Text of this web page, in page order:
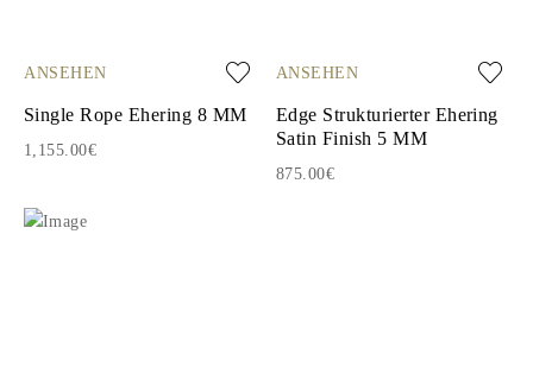
ANSEHEN
Single Rope Ehering 8 MM
1,155.00€
ANSEHEN
Edge Strukturierter Ehering
Satin Finish 5 MM
875.00€